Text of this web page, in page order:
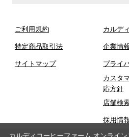
ご利用規約
特定商品取引法
サイトマップ
カルデ
企業情
プライ
カスタ
応方針
店舗検
採用情